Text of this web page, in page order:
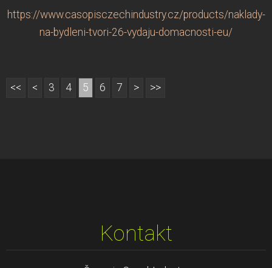
https://www.casopisczechindustry.cz/products/naklady-
na-bydleni-tvori-26-vydaju-domacnosti-eu/
<< < 3 4 5 6 7 > >>
Kontakt